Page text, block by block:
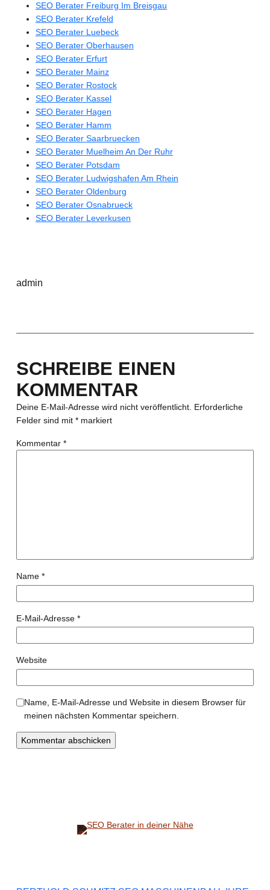
SEO Berater Freiburg Im Breisgau
SEO Berater Krefeld
SEO Berater Luebeck
SEO Berater Oberhausen
SEO Berater Erfurt
SEO Berater Mainz
SEO Berater Rostock
SEO Berater Kassel
SEO Berater Hagen
SEO Berater Hamm
SEO Berater Saarbruecken
SEO Berater Muelheim An Der Ruhr
SEO Berater Potsdam
SEO Berater Ludwigshafen Am Rhein
SEO Berater Oldenburg
SEO Berater Osnabrueck
SEO Berater Leverkusen
admin
SCHREIBE EINEN
KOMMENTAR
Deine E-Mail-Adresse wird nicht veröffentlicht. Erforderliche
Felder sind mit *markiert
Kommentar *
Name *
E-Mail-Adresse *
Website
Name, E-Mail-Adresse und Website in diesem Browser für
meinen nächsten Kommentar speichern.